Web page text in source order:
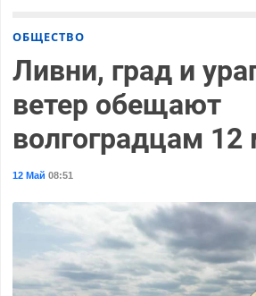
ОБЩЕСТВО
Ливни, град и
ветер обещают
волгоградцам 12
12 Май 08:51